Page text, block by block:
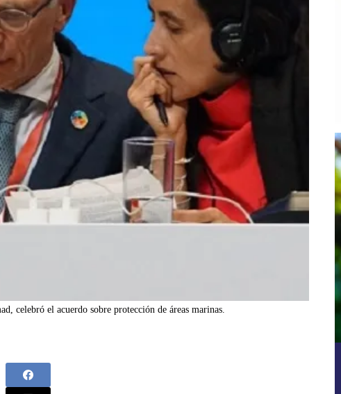
celebró el acuerdo sobre protección de áreas marinas.